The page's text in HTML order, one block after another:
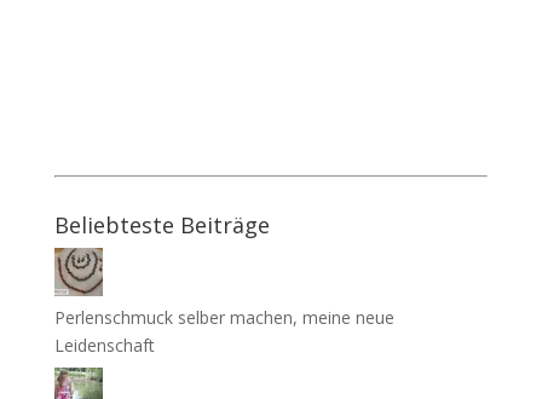
Beliebteste Beiträge
Perlenschmuck selber machen, meine neue
Leidenschaft